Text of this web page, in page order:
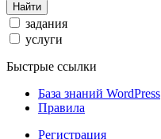
Найти
задания
услуги
Быстрые ссылки
База знаний WordPress
Правила
Регистрация